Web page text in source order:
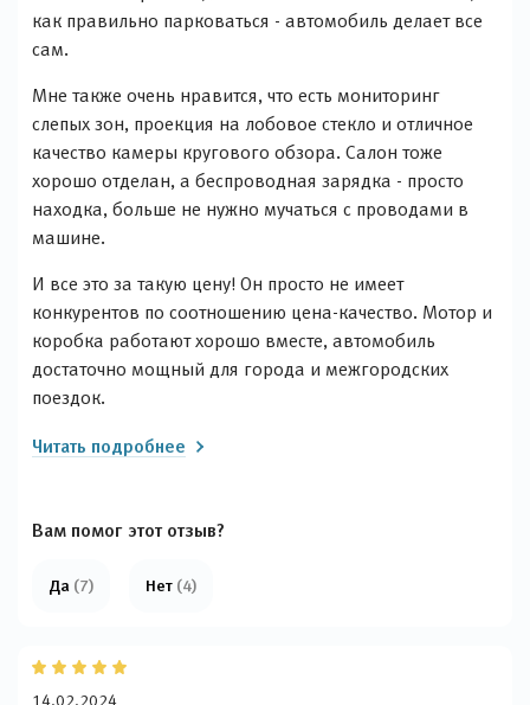
как правильно парковаться - автомобиль делает все
сам.
Мне также очень нравится, что есть мониторинг
слепых зон, проекция на лобовое стекло и отличное
качество камеры кругового обзора. Салон тоже
хорошо отделан, а беспроводная зарядка - просто
находка, больше не нужно мучаться с проводами в
машине.
И все это за такую цену! Он просто не имеет
конкурентов по соотношению цена-качество. Мотор и
коробка работают хорошо вместе, автомобиль
достаточно мощный для города и межгородских
поездок.
Читать подробнее
Вам помог этот отзыв?
Да (7) Нет (4)
14.02.2024